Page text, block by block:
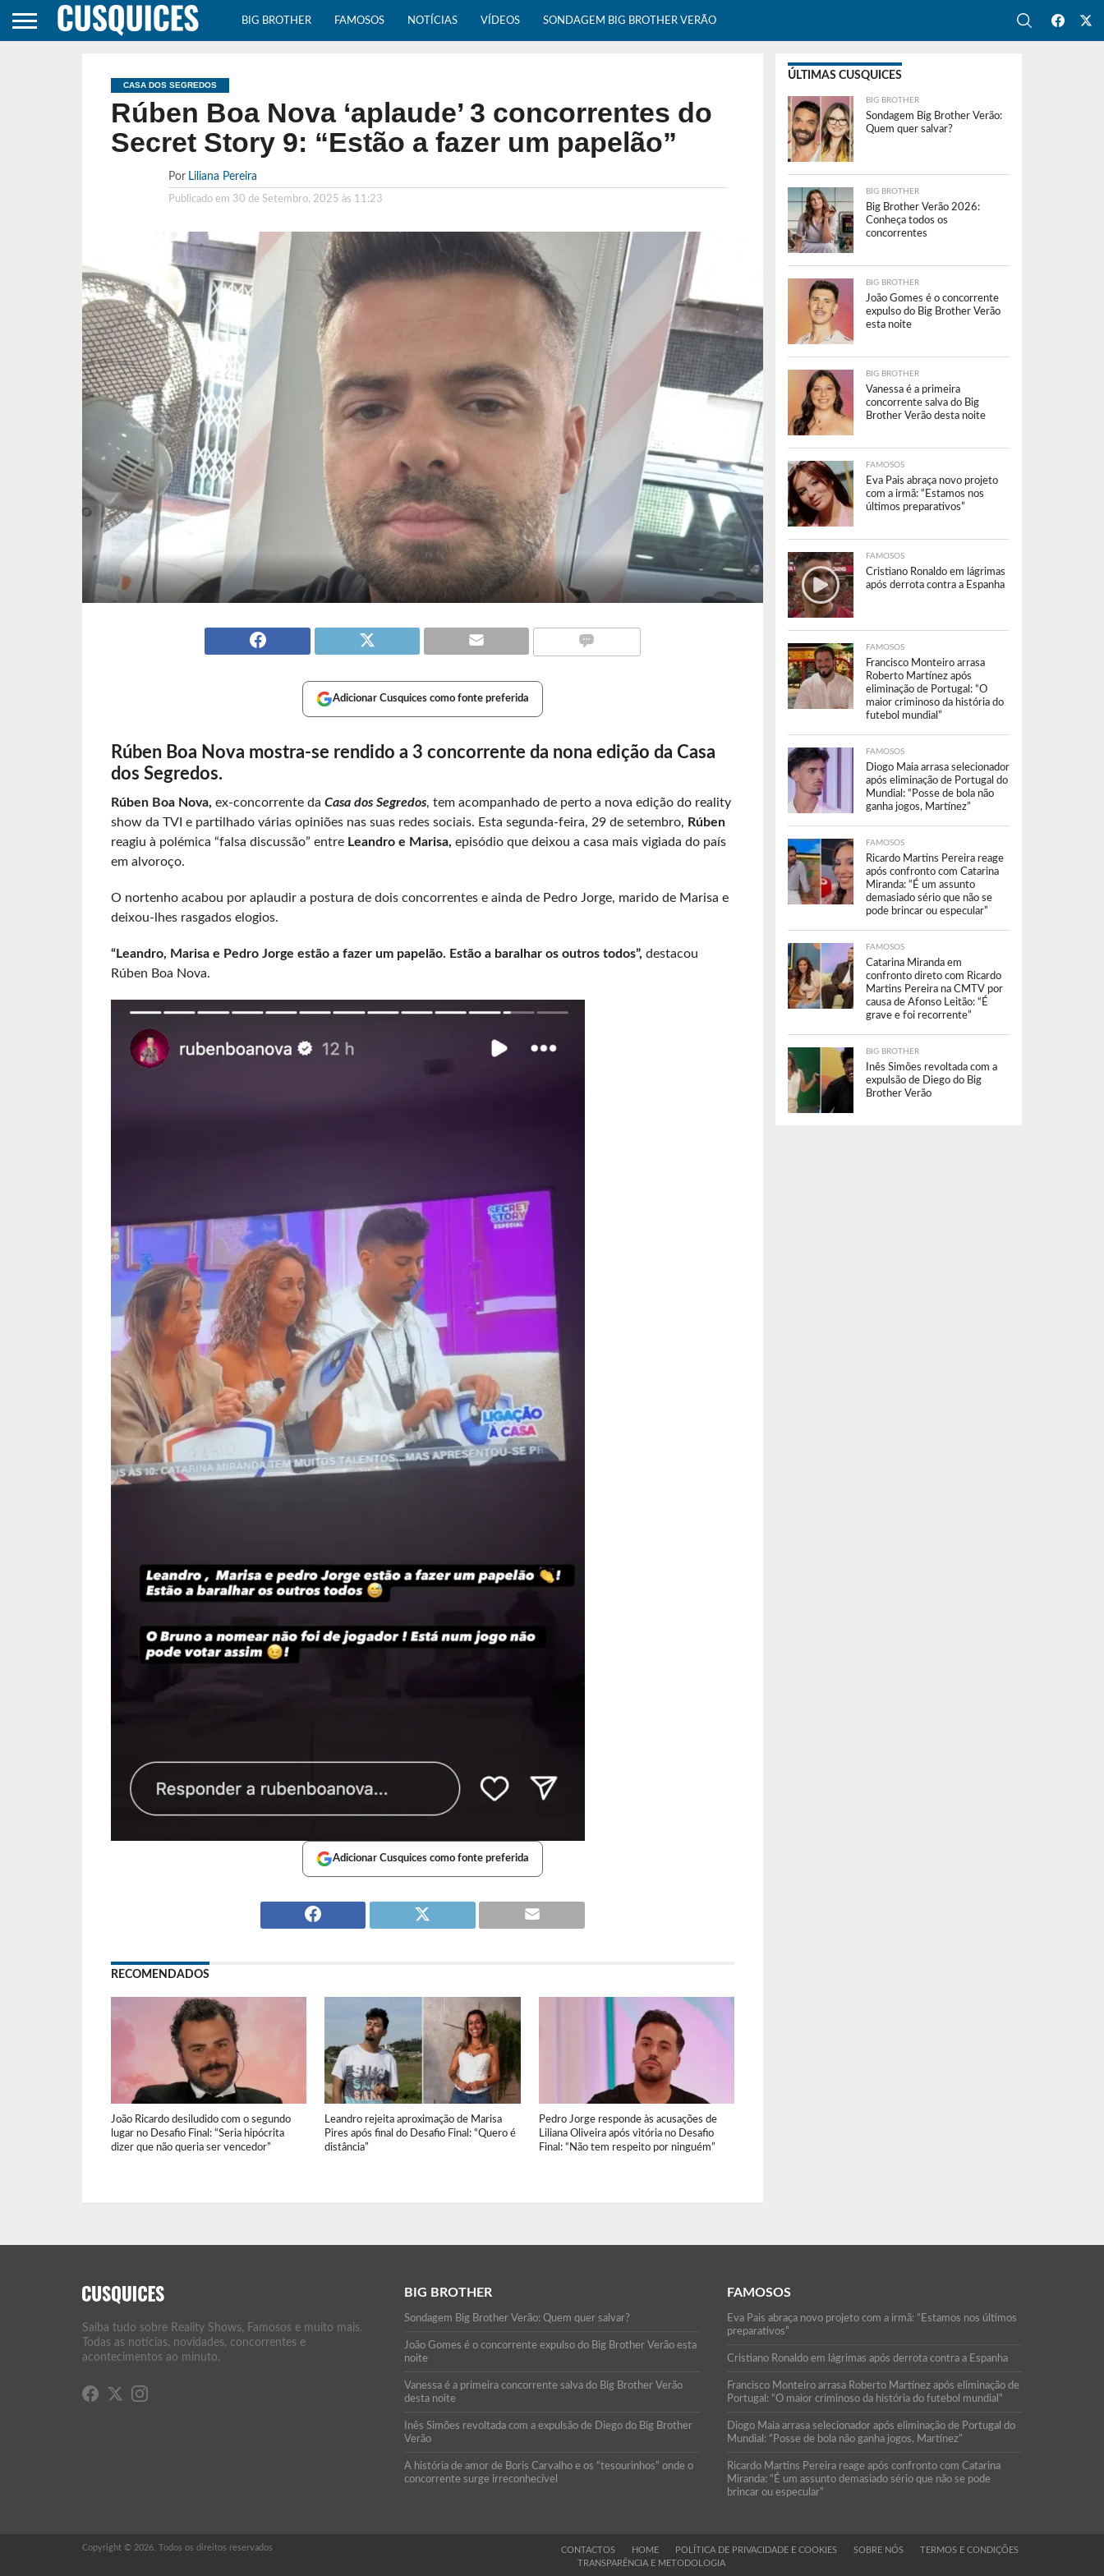
BIG BROTHER FAMOSOS NOTÍCIAS VÍDEOS SONDAGEM BIG BROTHER VERÃO
CASA DOS SEGREDOS
Rúben Boa Nova ‘aplaude’ 3 concorrentes do
Secret Story 9: “Estão a fazer um papelão”
Por Liliana Pereira
Publicado em 30 de Setembro, 2025 às 11:23
Adicionar Cusquices como fonte preferida
Rúben Boa Nova mostra-se rendido a 3 concorrente da nona edição da Casa
dos Segredos.
Rúben Boa Nova, ex-concorrente da Casa dos Segredos, tem acompanhado de perto a nova edição do reality
show da TVI e partilhado várias opiniões nas suas redes sociais. Esta segunda-feira, 29 de setembro, Rúben
reagiu à polémica “falsa discussão” entreLeandro e Marisa, episódio que deixou a casa mais vigiada do país
em alvoroço.
O nortenho acabou por aplaudir a postura de dois concorrentes e ainda de Pedro Jorge, marido de Marisa e
deixou-lhes rasgados elogios.
“Leandro, Marisa e Pedro Jorge estão a fazer um papelão. Estão a baralhar os outros todos”, destacou
Rúben Boa Nova.
Adicionar Cusquices como fonte preferida
RECOMENDADOS
João Ricardo desiludido com o segundo
lugar no Desafio Final: “Seria hipócrita
dizer que não queria ser vencedor”
Leandro rejeita aproximação de Marisa
Pires após final do Desafio Final: “Quero é
distância”
Pedro Jorge responde às acusações de
Liliana Oliveira após vitória no Desafio
Final: “Não tem respeito por ninguém”
ÚLTIMAS CUSQUICES
BIG BROTHER
Sondagem Big Brother Verão:
Quem quer salvar?
BIG BROTHER
Big Brother Verão 2026:
Conheça todos os
concorrentes
BIG BROTHER
João Gomes é o concorrente
expulso do Big Brother Verão
esta noite
BIG BROTHER
Vanessa é a primeira
concorrente salva do Big
Brother Verão desta noite
FAMOSOS
Eva Pais abraça novo projeto
com a irmã: “Estamos nos
últimos preparativos”
FAMOSOS
Cristiano Ronaldo em lágrimas
após derrota contra a Espanha
FAMOSOS
Francisco Monteiro arrasa
Roberto Martínez após
eliminação de Portugal: “O
maior criminoso da história do
futebol mundial”
FAMOSOS
Diogo Maia arrasa selecionador
após eliminação de Portugal do
Mundial: “Posse de bola não
ganha jogos, Martínez”
FAMOSOS
Ricardo Martins Pereira reage
após confronto com Catarina
Miranda: “É um assunto
demasiado sério que não se
pode brincar ou especular”
FAMOSOS
Catarina Miranda em
confronto direto com Ricardo
Martins Pereira na CMTV por
causa de Afonso Leitão: “É
grave e foi recorrente”
BIG BROTHER
Inês Simões revoltada com a
expulsão de Diego do Big
Brother Verão
Saiba tudo sobre Reality Shows, Famosos e muito mais.
Todas as notícias, novidades, concorrentes e
acontecimentos ao minuto.
BIG BROTHER
Sondagem Big Brother Verão: Quem quer salvar?
João Gomes é o concorrente expulso do Big Brother Verão esta
noite
Vanessa é a primeira concorrente salva do Big Brother Verão
desta noite
Inês Simões revoltada com a expulsão de Diego do Big Brother
Verão
A história de amor de Boris Carvalho e os “tesourinhos” onde o
concorrente surge irreconhecível
FAMOSOS
Eva Pais abraça novo projeto com a irmã: “Estamos nos últimos
preparativos”
Cristiano Ronaldo em lágrimas após derrota contra a Espanha
Francisco Monteiro arrasa Roberto Martínez após eliminação de
Portugal: “O maior criminoso da história do futebol mundial”
Diogo Maia arrasa selecionador após eliminação de Portugal do
Mundial: “Posse de bola não ganha jogos, Martínez”
Ricardo Martins Pereira reage após confronto com Catarina
Miranda: “É um assunto demasiado sério que não se pode
brincar ou especular”
CONTACTOS HOME POLÍTICA DE PRIVACIDADE E COOKIES SOBRE NÓS
TERMOS E CONDIÇÕES
TRANSPARÊNCIA E METODOLOGIA
Copyright © 2026. Todos os direitos reservados